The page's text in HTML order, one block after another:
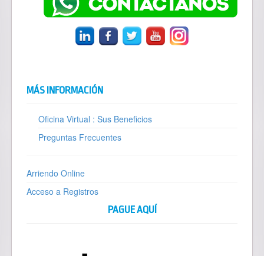
MÁS INFORMACIÓN
Oficina Virtual : Sus Beneficios
Preguntas Frecuentes
Arriendo Online
Acceso a Registros
PAGUE AQUÍ